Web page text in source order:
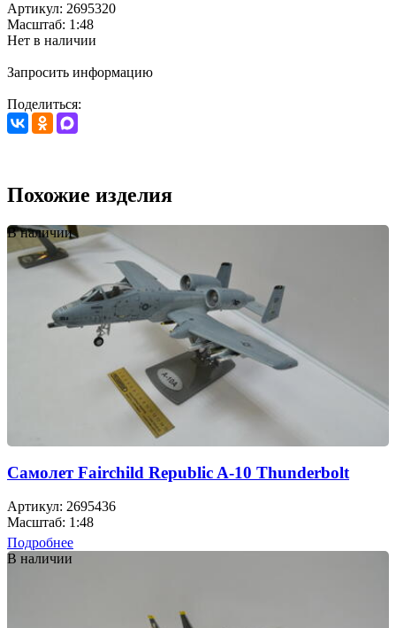
Артикул: 2695320
Масштаб: 1:48
Нет в наличии
Запросить информацию
Поделиться:
Похожие изделия
В наличии
Самолет Fairchild Republic A-10 Thunderbolt
Артикул: 2695436
Масштаб: 1:48
Подробнее
В наличии